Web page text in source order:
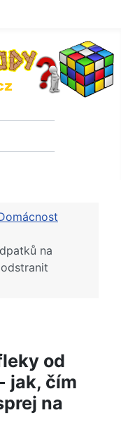
na
od
jak, čím
na